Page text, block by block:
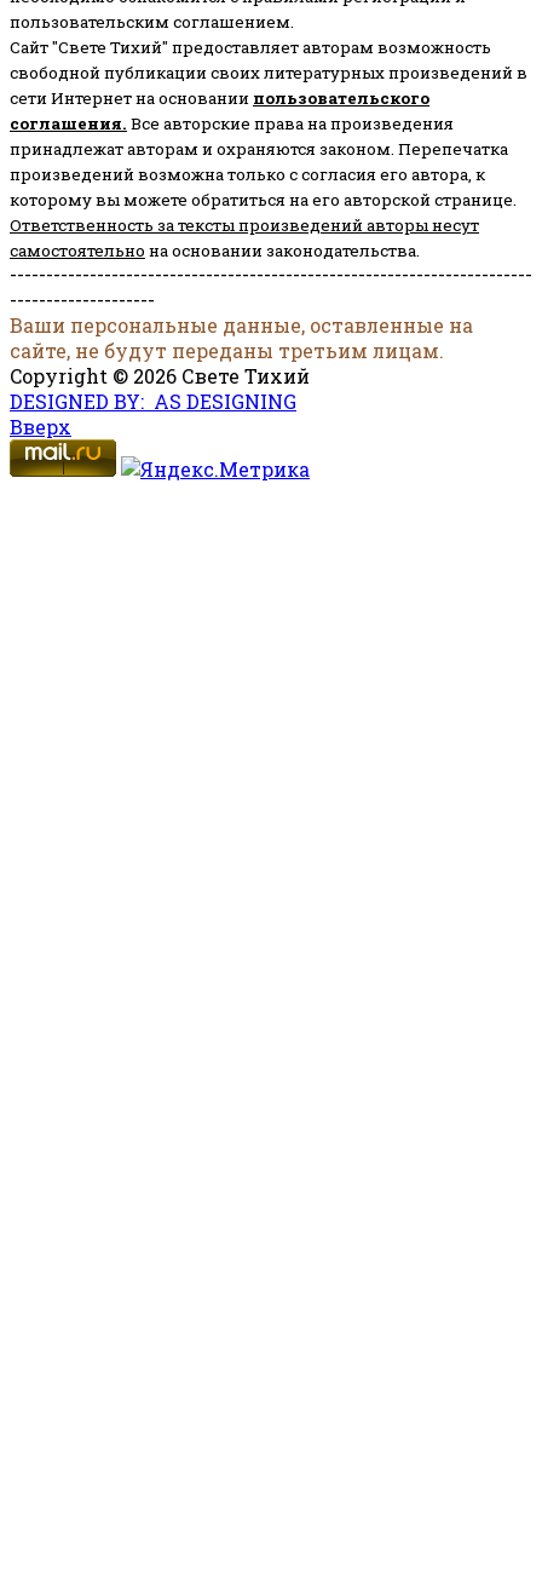
пользовательским соглашением.
Сайт "Свете Тихий" предоставляет авторам возможность
свободной публикации своих литературных произведений в
сети Интернет на основании пользовательского
соглашения. Все авторские права на произведения
принадлежат авторам и охраняются законом. Перепечатка
произведений возможна только с согласия его автора, к
которому вы можете обратиться на его авторской странице.
Ответственность за тексты произведений авторы несут
самостоятельно на основании законодательства.
------------------------------------------------------------------------
--------------------
Ваши персональные данные, оставленные на
сайте, не будут переданы третьим лицам.
Copyright © 2026 Свете Тихий
DESIGNED BY: AS DESIGNING
Вверх